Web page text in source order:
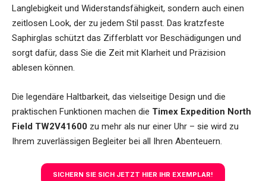
Langlebigkeit und Widerstandsfähigkeit, sondern auch einen
zeitlosen Look, der zu jedem Stil passt. Das kratzfeste
Saphirglas schützt das Zifferblatt vor Beschädigungen und
sorgt dafür, dass Sie die Zeit mit Klarheit und Präzision
ablesen können.
Die legendäre Haltbarkeit, das vielseitige Design und die
praktischen Funktionen machen die Timex Expedition North
Field TW2V41600 zu mehr als nur einer Uhr – sie wird zu
Ihrem zuverlässigen Begleiter bei all Ihren Abenteuern.
SICHERN SIE SICH JETZT HIER IHR EXEMPLAR!